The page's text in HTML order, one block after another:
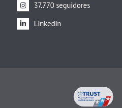
37.770 seguidores
LinkedIn